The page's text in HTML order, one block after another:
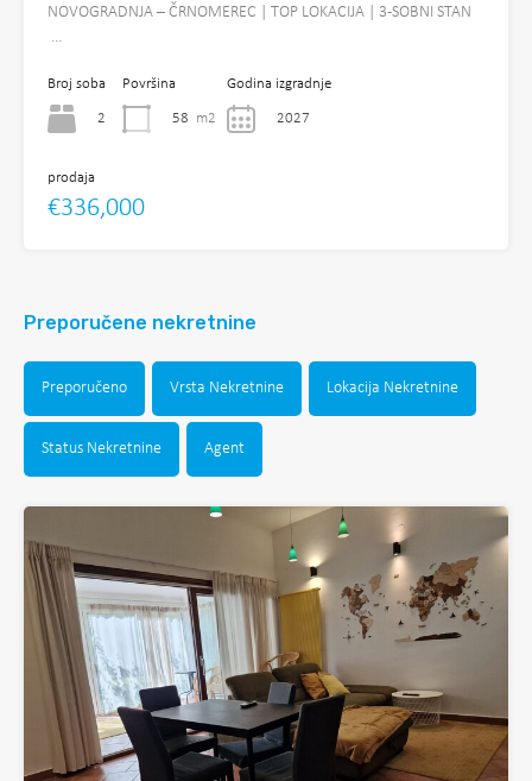
NOVOGRADNJA – ČRNOMEREC | TOP LOKACIJA | 3-SOBNI STAN
…
Broj soba
2
Površina
58 m2
Godina izgradnje
2027
prodaja
€336,000
Preporučene nekretnine
Preporučeno Vrsta Nekretnine Lokacija Nekretnine
Status Nekretnine Agent